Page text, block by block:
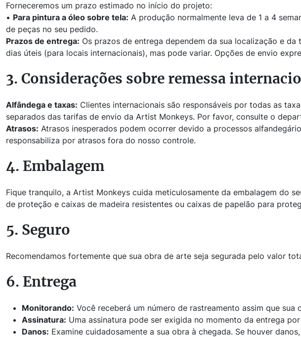
Forneceremos um prazo estimado no início do projeto:
• Para pintura a óleo sobre tela: A produção normalmente leva de 1 a 4
de peças no seu pedido.
Prazos de entrega: Os prazos de entrega dependem da sua localização e
dias úteis (para locais internacionais), mas pode variar. Opções de envio
3. Considerações sobre remessa
Alfândega e taxas: Clientes internacionais são responsáveis por todas as
separados das tarifas de envio da Artist Monkeys. Por favor, consulte o
Atrasos: Atrasos inesperados podem ocorrer devido a processos
responsabiliza por atrasos fora do nosso controle.
4. Embalagem
Fique tranquilo, a Artist Monkeys cuida meticulosamente da embalagem do
de proteção e caixas de madeira resistentes ou caixas de papelão para
5. Seguro
Recomendamos fortemente que sua obra de arte seja segurada pelo valor
6. Entrega
Monitorando: Você receberá um número de rastreamento assim que sua
Assinatura: Uma assinatura pode ser exigida no momento da entrega
Danos: Examine cuidadosamente a sua obra à chegada. Se houver